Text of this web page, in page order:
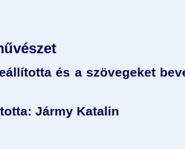
és a szövegeket
Jármy Katalin